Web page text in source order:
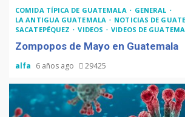
COMIDA TÍPICA DE GUATEMALA
GENERAL
LA ANTIGUA GUATEMALA
NOTICIAS DE
SACATEPÉQUEZ
VIDEOS VIDEOS DE
Zompopos de Mayo en Guatemala
alfa 6 años ago 29425